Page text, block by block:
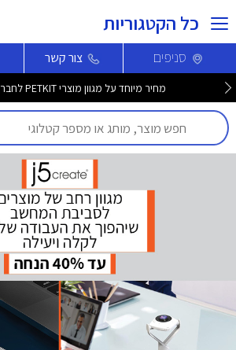
כל הקטגוריות
סניפים צור קשר
מחיר מיוחד על מגוון מוצרי PETKIT לחברי מועדון >>